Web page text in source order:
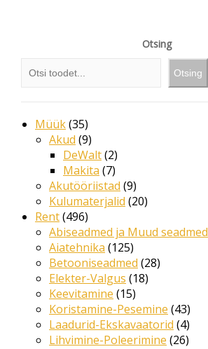
Otsing
Otsing
Müük 35
Akud 9
DeWalt 2
Makita 7
Akutööriistad 9
Kulumaterjalid 20
Rent 496
Abiseadmed ja Muud seadmed
Aiatehnika 125
Betooniseadmed 28
Elekter-Valgus 18
Keevitamine 15
Koristamine-Pesemine 43
Laadurid-Ekskavaatorid 4
Lihvimine-Poleerimine 26